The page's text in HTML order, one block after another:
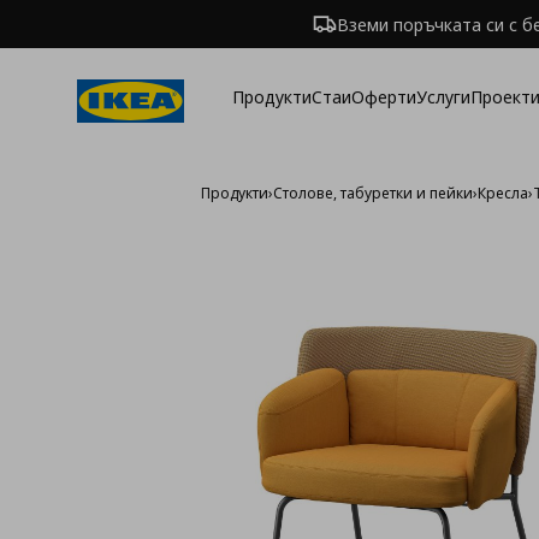
Вземи поръчката си с
ПродуктиСтаиОфертиУслуги
Продукти›Столове, табуретки и пейки›Кресла›